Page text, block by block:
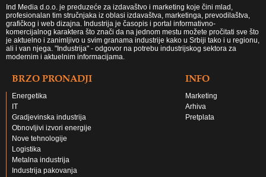
Ind Media d.o.o. je preduzeće za izdavaštvo i marketing koje čini mlad,
profesionalan tim stručnjaka iz oblasi izdavaštva, marketinga, prevodilaštva,
grafičkog i web dizajna. Industrija je časopis i portal informativno-
komercijalnog karaktera što znači da na jednom mestu možete pročitati sve što
je aktuelno i zanimljivo u svim granama industrije kako u Srbiji tako i u regionu,
ali i van njega. "Industrija" - odgovor na potrebu industrijskog sektora za
modernim i aktuelnim informacijama.
BRZO PRONADJI
Energetika
IT
Gradjevinska industrija
Obnovljivi izvori energije
Nove tehnologije
Logistika
Metalna industrija
Industrija pakovanja
INFO
Marketing
Arhiva
Pretplata